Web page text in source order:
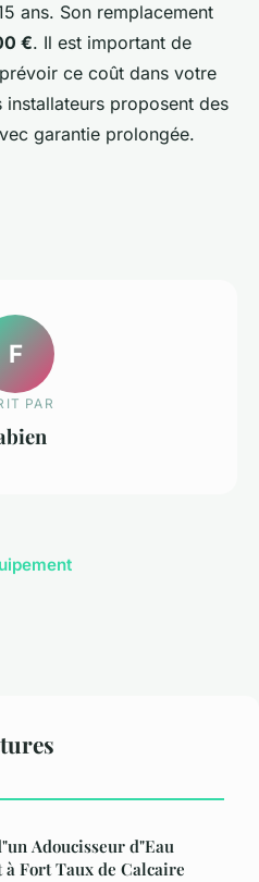
ans. Son remplacement
€. Il est important de
ce coût dans votre
proposent des
garantie prolongée.
F
PAR
Adoucisseur d"Eau
Fort Taux de Calcaire